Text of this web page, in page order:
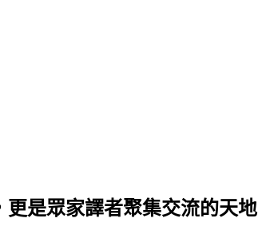
是眾家譯者聚集交流的天地